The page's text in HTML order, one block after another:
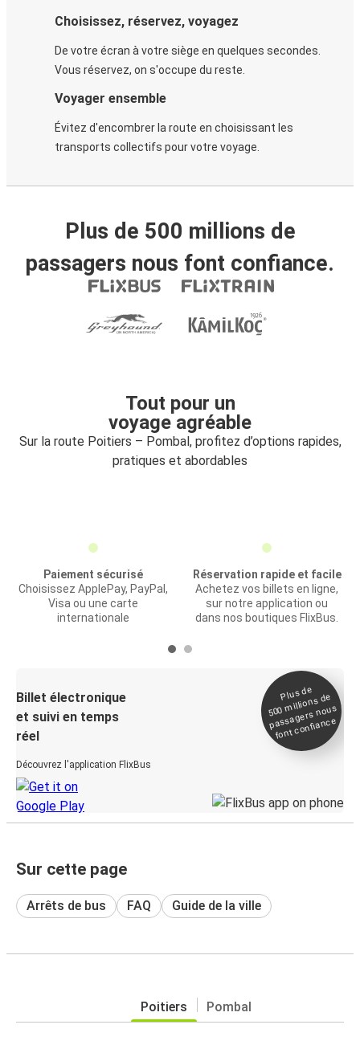
Choisissez, réservez, voyagez
De votre écran à votre siège en quelques secondes.
Vous réservez, on s'occupe du reste.
Voyager ensemble
Évitez d'encombrer la route en choisissant les
transports collectifs pour votre voyage.
Plus de 500 millions de
passagers nous font confiance.
Tout pour un
voyage agréable
Sur la route Poitiers – Pombal, profitez d’options rapides,
pratiques et abordables
Paiement sécurisé
Choisissez ApplePay, PayPal,
Visa ou une carte
internationale
Réservation rapide et facile
Achetez vos billets en ligne,
sur notre application ou
dans nos boutiques FlixBus.
Billet électronique
et suivi en temps
réel
Découvrez l'application FlixBus
Plus de
500
millions de
passagers nous
font confiance
Sur cette page
Arrêts de bus FAQ Guide de la ville
Poitiers Pombal